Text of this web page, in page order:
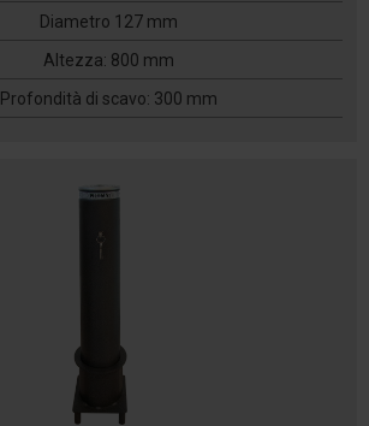
Diametro 127 mm
Altezza: 800 mm
Profondità di scavo: 300 mm